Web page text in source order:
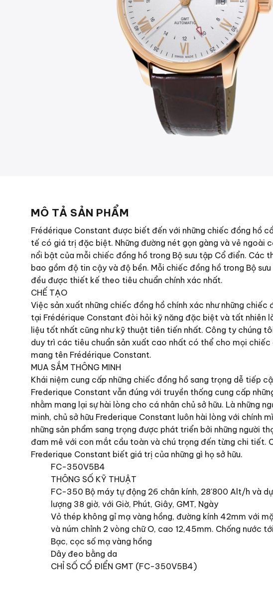
MÔ TẢ SẢN PHẨM
Frédérique Constant được biết đến với những chiếc đồng hồ
tế có giá trị đặc biệt. Những đường nét gọn gàng và vẻ ngoài
nổi bật của mỗi chiếc đồng hồ trong Bộ sưu tập Cổ điển. Các
bao gồm độ tin cậy và độ bền. Mỗi chiếc đồng hồ trong Bộ
đều được thiết kế theo tiêu chuẩn chính xác nhất.
CHẾ TẠO
Việc sản xuất những chiếc đồng hồ chính xác như những chiếc
tại Frédérique Constant đòi hỏi kỹ năng đặc biệt và tất nhiên
liệu tốt nhất cũng như kỹ thuật tiên tiến nhất. Công ty chúng
duy trì các tiêu chuẩn sản xuất cao nhất có thể cho mọi chiếc
mang tên Frédérique Constant.
MUA SẮM THÔNG MINH
Khái niệm cung cấp những chiếc đồng hồ sang trọng dễ tiếp
Frederique Constant vẫn đúng với truyền thống cung cấp
nhằm mang lại sự hài lòng cho cá nhân chủ sở hữu. Là những
minh, chủ sở hữu Frederique Constant luôn hài lòng với chính
những sản phẩm sang trọng được phát triển bởi những người
đam mê với con mắt cầu toàn và chú trọng đến từng chi tiết.
Frederique Constant biết giá trị của những gì họ sở hữu.
FC-350V5B4
THÔNG SỐ KỸ THUẬT
FC-350 Bộ máy tự động 26 chân kính, 28'800 Alt/h và
lượng 38 giờ, với Giờ, Phút, Giây, GMT, Ngày
Vỏ thép không gỉ mạ vàng hồng, đường kính 42mm với
và núm chỉnh 2 vòng chữ O, cao 12,45mm. Chống nước
Bạc, cọc số mạ vàng hồng
Dây đeo bằng da
CHỈ SỐ CỔ ĐIỂN GMT (FC-350V5B4)